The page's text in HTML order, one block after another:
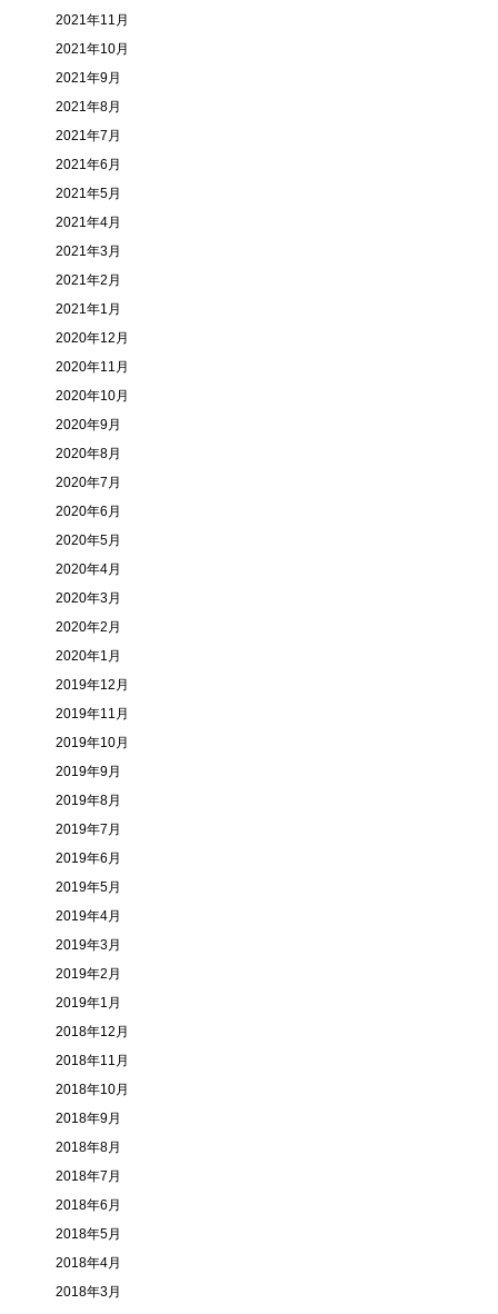
2021年11月
2021年10月
2021年9月
2021年8月
2021年7月
2021年6月
2021年5月
2021年4月
2021年3月
2021年2月
2021年1月
2020年12月
2020年11月
2020年10月
2020年9月
2020年8月
2020年7月
2020年6月
2020年5月
2020年4月
2020年3月
2020年2月
2020年1月
2019年12月
2019年11月
2019年10月
2019年9月
2019年8月
2019年7月
2019年6月
2019年5月
2019年4月
2019年3月
2019年2月
2019年1月
2018年12月
2018年11月
2018年10月
2018年9月
2018年8月
2018年7月
2018年6月
2018年5月
2018年4月
2018年3月